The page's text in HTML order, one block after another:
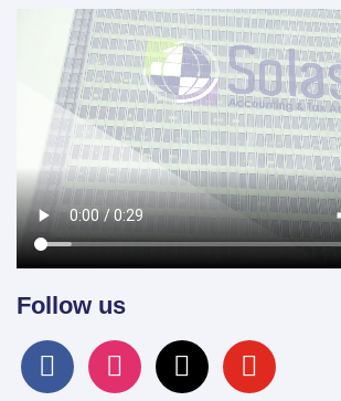
Follow us
facebookinstagram
x youtube